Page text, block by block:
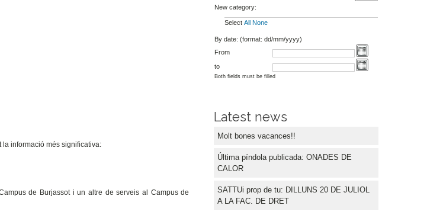
la informació més significativa:
de Burjassot i un altre de serveis al Campus de
New category:
Select All None
By date: (format: dd/mm/yyyy)
From
to
Both fields must be filled
Latest news
Molt bones vacances!!
Última píndola publicada: ONADES DE
CALOR
SATTUi prop de tu: DILLUNS 20 DE JULIOL
A LA FAC. DE DRET